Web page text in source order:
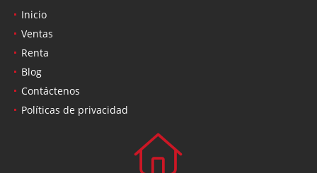
Inicio
Ventas
Renta
Blog
Contáctenos
Políticas de privacidad